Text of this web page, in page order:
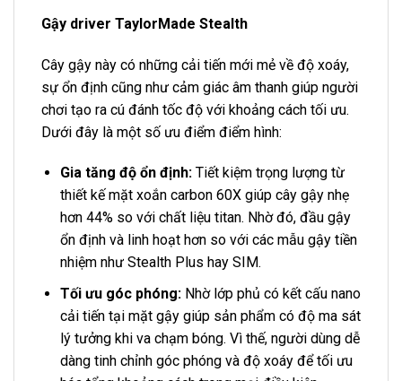
Gậy driver TaylorMade Stealth
Cây gậy này có những cải tiến mới mẻ về độ xoáy,
sự ổn định cũng như cảm giác âm thanh giúp người
chơi tạo ra cú đánh tốc độ với khoảng cách tối ưu.
Dưới đây là một số ưu điểm điểm hình:
Gia tăng độ ổn định:Tiết kiệm trọng lượng từ
thiết kế mặt xoắn carbon 60X giúp cây gậy nhẹ
hơn 44% so với chất liệu titan. Nhờ đó, đầu gậy
ổn định và linh hoạt hơn so với các mẫu gậy tiền
nhiệm như Stealth Plus hay SIM.
Tối ưu góc phóng:Nhờ lớp phủ có kết cấu nano
cải tiến tại mặt gậy giúp sản phẩm có độ ma sát
lý tưởng khi va chạm bóng. Vì thế, người dùng dễ
dàng tinh chỉnh góc phóng và độ xoáy để tối ưu